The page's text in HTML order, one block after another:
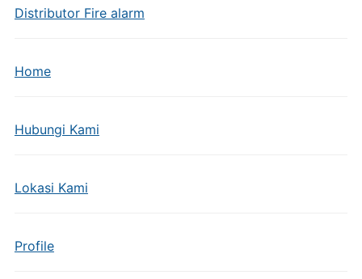
Distributor Fire alarm
Home
Hubungi Kami
Lokasi Kami
Profile